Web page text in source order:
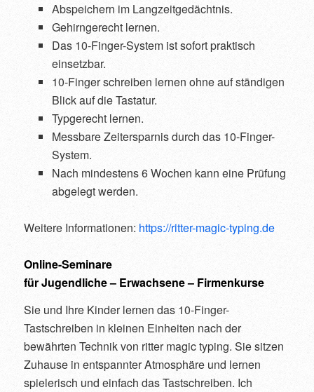
Abspeichern im Langzeitgedächtnis.
Gehirngerecht lernen.
Das 10-Finger-System ist sofort praktisch
einsetzbar.
10-Finger schreiben lernen ohne auf ständigen
Blick auf die Tastatur.
Typgerecht lernen.
Messbare Zeitersparnis durch das 10-Finger-
System.
Nach mindestens 6 Wochen kann eine Prüfung
abgelegt werden.
Weitere Informationen: https://ritter-magic-typing.de
Online-Seminare
für Jugendliche – Erwachsene – Firmenkurse
Sie und Ihre Kinder lernen das 10-Finger-
Tastschreiben in kleinen Einheiten nach der
bewährten Technik von ritter magic typing. Sie sitzen
Zuhause in entspannter Atmosphäre und lernen
spielerisch und einfach das Tastschreiben. Ich